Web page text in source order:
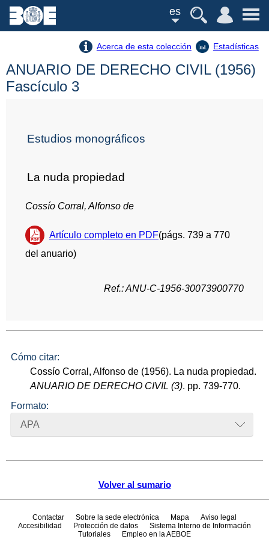
es
Acerca de esta colección Estadísticas
Volver al sumario
ANUARIO DE DERECHO CIVIL (1956)
Fascículo 3
Estudios monográficos
La nuda propiedad
Cossío Corral, Alfonso de
Artículo completo en PDF(págs. 739 a 770
del anuario)
Ref.: ANU-C-1956-30073900770
Cómo citar:
Cossío Corral, Alfonso de (1956). La nuda propiedad.
ANUARIO DE DERECHO CIVIL (3). pp. 739-770.
Formato:
APA
Contactar Sobre la sede electrónica Mapa
Aviso legal
Accesibilidad
Protección de datos
Sistema Interno de Información
Tutoriales
Empleo en la AEBOE